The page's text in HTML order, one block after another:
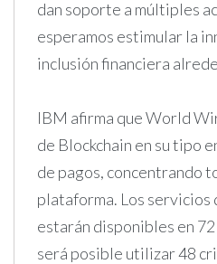
dan soporte a múltiples
esperamos estimular la
inclusión financiera
IBM afirma que World
de Blockchain en su tipo
de pagos, concentrando
plataforma. Los
estarán disponibles en
será posible utilizar 48